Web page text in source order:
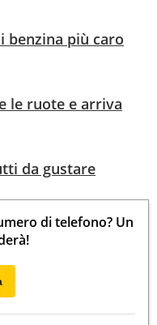
più caro
le ruote e arriva
da gustare
di telefono? Un